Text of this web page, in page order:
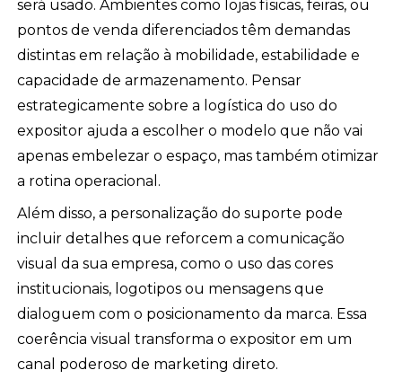
será usado. Ambientes como lojas físicas, feiras, ou
pontos de venda diferenciados têm demandas
distintas em relação à mobilidade, estabilidade e
capacidade de armazenamento. Pensar
estrategicamente sobre a logística do uso do
expositor ajuda a escolher o modelo que não vai
apenas embelezar o espaço, mas também otimizar
a rotina operacional.
Além disso, a personalização do suporte pode
incluir detalhes que reforcem a comunicação
visual da sua empresa, como o uso das cores
institucionais, logotipos ou mensagens que
dialoguem com o posicionamento da marca. Essa
coerência visual transforma o expositor em um
canal poderoso de marketing direto.